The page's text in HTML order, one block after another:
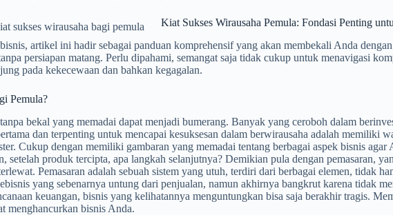
Kiat Sukses Wirausaha Pemula: Fondasi Penting
artikel ini hadir sebagai panduan komprehensif yang akan membekali Anda
persiapan matang. Perlu dipahami, semangat saja tidak cukup untuk menavigasi
pada kekecewaan dan bahkan kegagalan.
Pemula?
bekal yang memadai dapat menjadi bumerang. Banyak yang ceroboh dalam
dan terpenting untuk mencapai kesuksesan dalam berwirausaha adalah memiliki
Cukup dengan memiliki gambaran yang memadai tentang berbagai aspek bisnis
produk tercipta, apa langkah selanjutnya? Demikian pula dengan pemasaran,
Pemasaran adalah sebuah sistem yang utuh, terdiri dari berbagai elemen, tidak
yang sebenarnya untung dari penjualan, namun akhirnya bangkrut karena tidak
keuangan, bisnis yang kelihatannya menguntungkan bisa saja berakhir tragis.
menghancurkan bisnis Anda.